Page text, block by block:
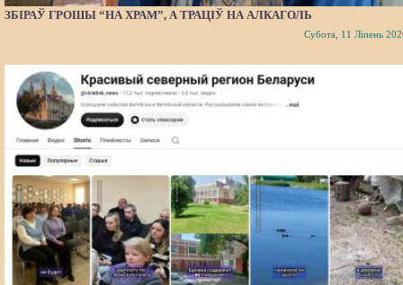
ЗБІРАЎ ГРОШЫ “НА ХРАМ”, А ТРАЦІЎ НА АЛКАГОЛЬ
Субота, 11 Ліпень